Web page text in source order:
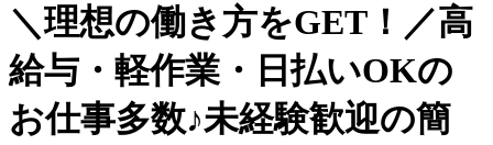
＼理想の働き方をGET！／高
給与・軽作業・日払いOKの
お仕事多数♪未経験歓迎の簡